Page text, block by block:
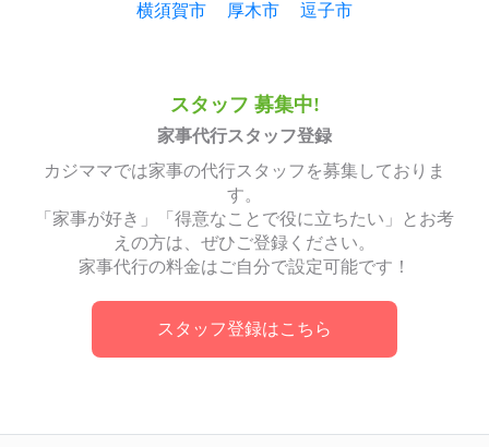
横須賀市
厚木市 逗子市
スタッフ 募集中!
家事代行スタッフ登録
カジママでは家事の代行スタッフを募集しておりま
す。
「家事が好き」「得意なことで役に立ちたい」とお考
えの方は、ぜひご登録ください。
家事代行の料金はご自分で設定可能です！
スタッフ登録はこちら